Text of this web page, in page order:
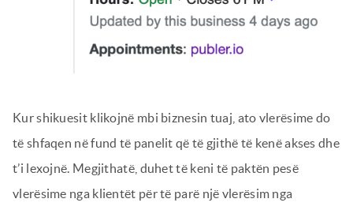
Kur shikuesit klikojnë mbi biznesin tuaj, ato vlerësime do
të shfaqen në fund të panelit që të gjithë të kenë akses dhe
t’i lexojnë. Megjithatë, duhet të keni të paktën pesë
vlerësime nga klientët për të parë një vlerësim nga